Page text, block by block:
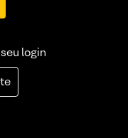
login